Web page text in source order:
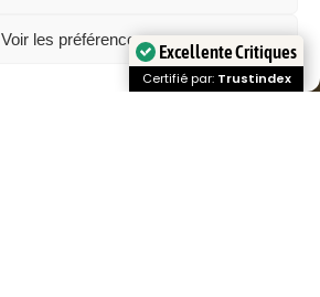
Voir les préférences
Excellente Critiques
Certifié par: Trustindex